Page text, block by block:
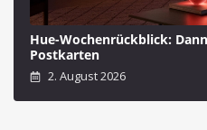
Hue-Wochenrückblick:
Postkarten
2. August 2026